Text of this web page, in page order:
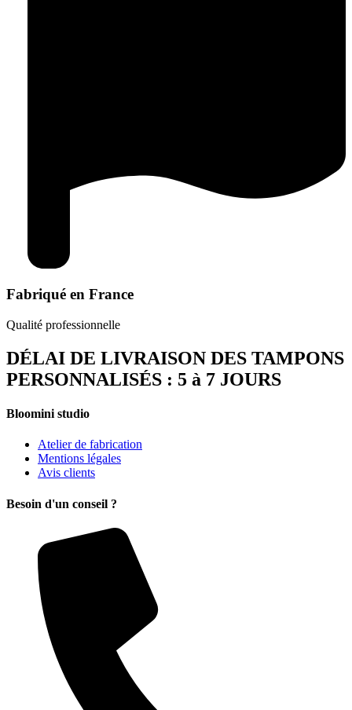
Fabriqué en France
Qualité professionnelle
DÉLAI DE LIVRAISON DES TAMPONS
PERSONNALISÉS : 5 à 7 JOURS
Bloomini studio
Atelier de fabrication
Mentions légales
Avis clients
Besoin d'un conseil ?